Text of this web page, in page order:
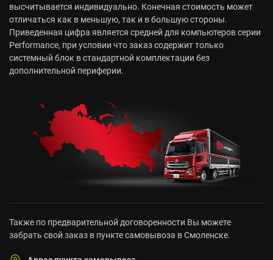
высчитывается индивидуально. Конечная стоимость может
отличаться как в меньшую, так и в большую стороны.
Приведенная цифра является средней для компьютеров серии
Performance, при условии что заказ содержит только
системный блок в стандартной комплектации без
дополнительной периферии.
Также по предварительной договоренности Вы можете
забрать свой заказ в пункте самовывоза в Смоленске.